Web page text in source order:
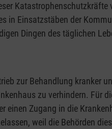
in Einsatzstäben der
Dingen des täglichen
zur Behandlung kranker
zu verhindern.
einen Zugang in die
weil die Behörden